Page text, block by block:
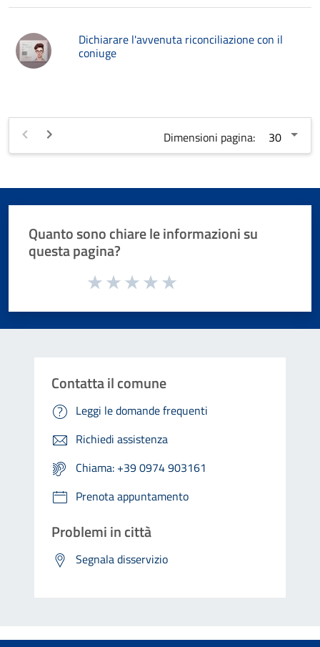
Dichiarare l'avvenuta riconciliazione con il
coniuge
Dimensioni pagina:
Quanto sono chiare le informazioni su
questa pagina?
Valuta da 1 a 5 stelle la pagina
Contatta il comune
Leggi le domande frequenti
Richiedi assistenza
Chiama: +39 0974 903161
Prenota appuntamento
Problemi in città
Segnala disservizio